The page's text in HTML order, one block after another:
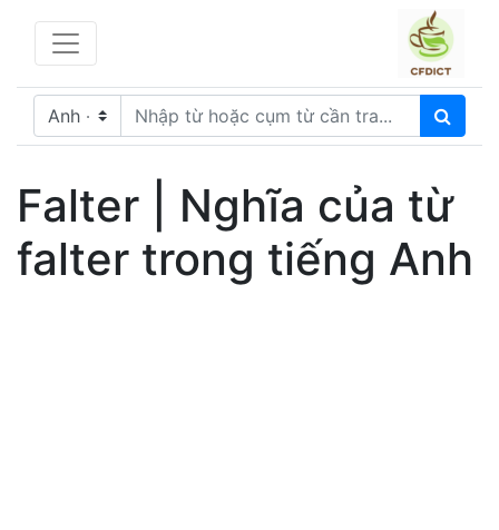
Falter | Nghĩa của từ
falter trong tiếng Anh